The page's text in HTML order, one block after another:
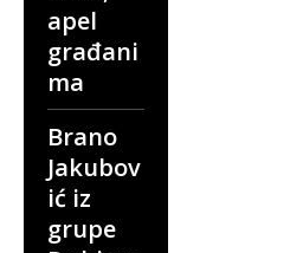
apel
građani
ma
Brano
Jakubov
ić iz
grupe